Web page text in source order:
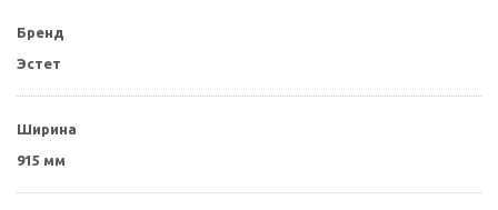
Бренд
Эстет
Ширина
915 мм